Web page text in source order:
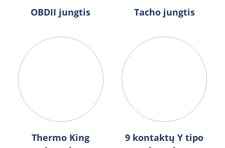
OBDII jungtis Tacho jungtis
Thermo King
9 kontaktų Y tipo